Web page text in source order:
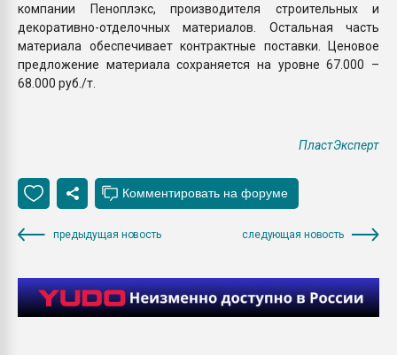
компании Пеноплэкс, производителя строительных и
декоративно-отделочных материалов. Остальная часть
материала обеспечивает контрактные поставки. Ценовое
предложение материала сохраняется на уровне 67.000 –
68.000 руб./т.
ПластЭксперт
предыдущая новость следующая новость